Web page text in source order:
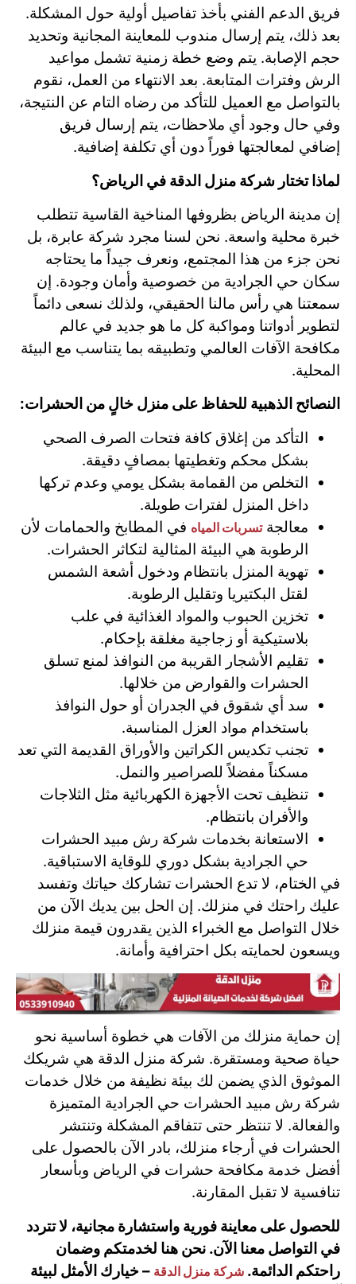
فريق الدعم الفني بأخذ تفاصيل أولية حول المشكلة.
بعد ذلك، يتم إرسال مندوب للمعاينة المجانية وتحديد
حجم الإصابة. يتم وضع خطة زمنية تشمل مواعيد
الرش وفترات المتابعة. بعد الانتهاء من العمل، نقوم
بالتواصل مع العميل للتأكد من رضاه التام عن النتيجة،
وفي حال وجود أي ملاحظات، يتم إرسال فريق
إضافي لمعالجتها فوراً دون أي تكلفة إضافية.
لماذا تختار شركة منزل الدقة في الرياض؟
إن مدينة الرياض بظروفها المناخية القاسية تتطلب
خبرة محلية واسعة. نحن لسنا مجرد شركة عابرة، بل
نحن جزء من هذا المجتمع، ونعرف جيداً ما يحتاجه
سكان حي الجرادية من خصوصية وأمان وجودة. إن
سمعتنا هي رأس مالنا الحقيقي، ولذلك نسعى دائماً
لتطوير أدواتنا ومواكبة كل ما هو جديد في عالم
مكافحة الآفات العالمي وتطبيقه بما يتناسب مع البيئة
المحلية.
النصائح الذهبية للحفاظ على منزل خالٍ من الحشرات:
التأكد من إغلاق كافة فتحات الصرف الصحي
بشكل محكم وتغطيتها بمصافٍ دقيقة.
التخلص من القمامة بشكل يومي وعدم تركها
داخل المنزل لفترات طويلة.
معالجةتسربات المياه في المطابخ والحمامات لأن
الرطوبة هي البيئة المثالية لتكاثر الحشرات.
تهوية المنزل بانتظام ودخول أشعة الشمس
لقتل البكتيريا وتقليل الرطوبة.
تخزين الحبوب والمواد الغذائية في علب
بلاستيكية أو زجاجية مغلقة بإحكام.
تقليم الأشجار القريبة من النوافذ لمنع تسلق
الحشرات والقوارض من خلالها.
سد أي شقوق في الجدران أو حول النوافذ
باستخدام مواد العزل المناسبة.
تجنب تكديس الكراتين والأوراق القديمة التي تعد
مسكناً مفضلاً للصراصير والنمل.
تنظيف تحت الأجهزة الكهربائية مثل الثلاجات
والأفران بانتظام.
الاستعانة بخدمات شركة رش مبيد الحشرات
حي الجرادية بشكل دوري للوقاية الاستباقية.
في الختام، لا تدع الحشرات تشاركك حياتك وتفسد
عليك راحتك في منزلك. إن الحل بين يديك الآن من
خلال التواصل مع الخبراء الذين يقدرون قيمة منزلك
ويسعون لحمايته بكل احترافية وأمانة.
إن حماية منزلك من الآفات هي خطوة أساسية نحو
حياة صحية ومستقرة. شركة منزل الدقة هي شريكك
الموثوق الذي يضمن لك بيئة نظيفة من خلال خدمات
شركة رش مبيد الحشرات حي الجرادية المتميزة
والفعالة. لا تنتظر حتى تتفاقم المشكلة وتنتشر
الحشرات في أرجاء منزلك، بادر الآن بالحصول على
أفضل خدمة مكافحة حشرات في الرياض وبأسعار
تنافسية لا تقبل المقارنة.
للحصول على معاينة فورية واستشارة مجانية، لا تتردد
في التواصل معنا الآن. نحن هنا لخدمتكم وضمان
راحتكم الدائمة. شركة منزل الدقة – خيارك الأمثل لبيئة